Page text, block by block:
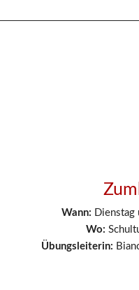
Wann:
Wo:
Übungsleiterin: